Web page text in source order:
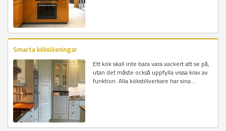
Smarta kökslösningar
Ett kök skall inte bara vara vackert att se på,
utan det måste också uppfylla vissa krav av
funktion. Alla kökstillverkare har sina...